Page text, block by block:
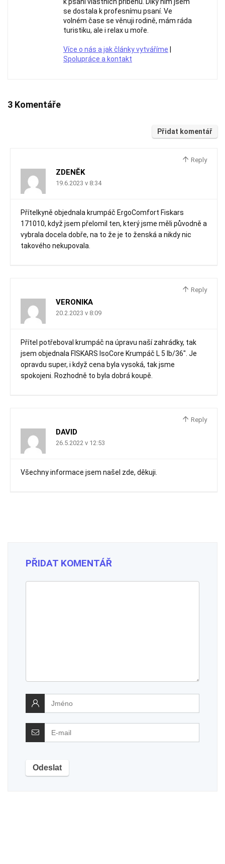
se dostala k profesnímu psaní. Ve
volném čase se věnuji rodině, mám ráda
turistiku, ale i relax u moře.
Více o nás a jak články vytváříme
Spolupráce a kontakt
3 Komentáře
Přidat komentář
Reply
ZDENĚK
19.6.2023 v 8:34
Přítelkyně objednala krumpáč ErgoComfort Fiskars
171010, když jsem přelomil ten, který jsme měli původně a
vybrala docela dobře, na to že je to ženská a nikdy nic
takového nekupovala.
Reply
VERONIKA
20.2.2023 v 8:09
Přítel potřeboval krumpáč na úpravu naší zahrádky, tak
jsem objednala FISKARS IsoCore Krumpáč L 5 lb/36″. Je
opravdu super, i když cena byla vysoká, tak jsme
spokojeni. Rozhodně to byla dobrá koupě.
Reply
DAVID
26.5.2022 v 12:53
Všechny informace jsem našel zde, děkuji.
PŘIDAT KOMENTÁŘ